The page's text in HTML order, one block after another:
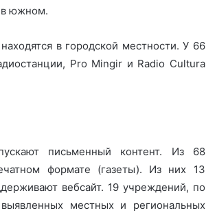
в южном.
в городской местности. У 66
Pro Mingir и Radio Cultura
письменный контент. Из 68
формате (газеты). Из них 13
вебсайт. 19 учреждений, по
местных и региональных